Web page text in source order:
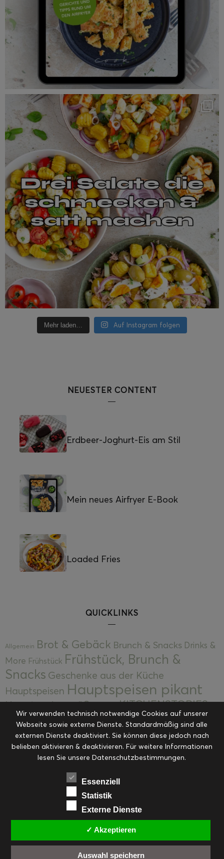
Mehr laden… Auf Instagram folgen
NEUESTER CONTENT
Erdbeer-Joghurt-Eis am Stil
Mein neues Airfryer E-Book
Loaded Fries
QUICKLINKS
Allgemein Brot & Gebäck Brunch & Snacks Drinks &
More Frühstück Frühstück, Brunch &
Snacks Geschenke aus der Küche
Hauptspeisen Hauptspeisen pikant
Hauptspeisen süßKekseKITCHENSTORIES
Kuchen, Torten & Desserts Kuchen und
Desserts Kulinarik Kulinarische Mitbringsel &
Eingemachtes Ohne Kategorie Ostern Resteküche
RezepteSaisonalSliderStartseite
Suppen, Salate & Vorspeisen
Vorspeisen, Salate & Suppen
Weihnachten Workshops & Events
Wir verwenden technisch notwendige Cookies auf unserer
Webseite sowie externe Dienste. Standardmäßig sind alle
externen Dienste deaktiviert. Sie können diese jedoch nach
belieben aktivieren & deaktivieren. Für weitere Informationen
lesen Sie unsere Datenschutzbestimmungen.
Essenziell
Statistik
Externe Dienste
✓ Akzeptieren
Auswahl speichern